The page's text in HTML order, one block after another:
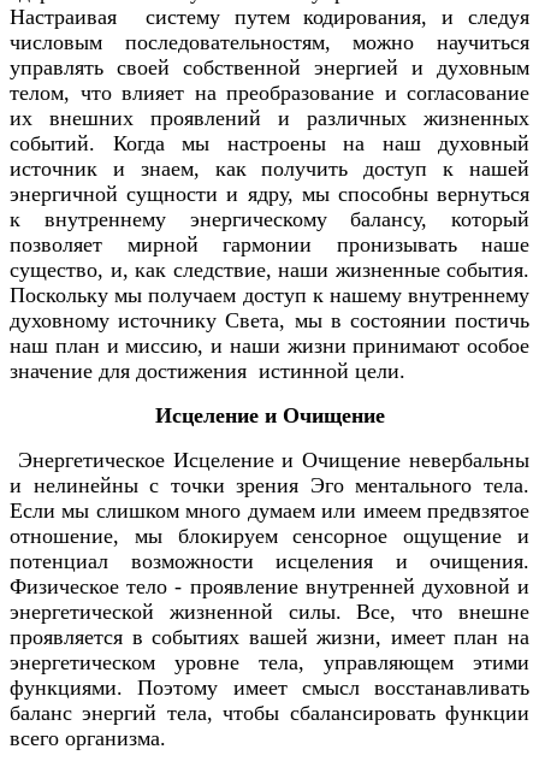
Настраивая систему путем кодирования, и следуя
числовым последовательностям, можно научиться
управлять своей собственной энергией и духовным
телом, что влияет на преобразование и согласование
их внешних проявлений и различных жизненных
событий. Когда мы настроены на наш духовный
источник и знаем, как получить доступ к нашей
энергичной сущности и ядру, мы способны вернуться
к внутреннему энергическому балансу, который
позволяет мирной гармонии пронизывать наше
существо, и, как следствие, наши жизненные события.
Поскольку мы получаем доступ к нашему внутреннему
духовному источнику Света, мы в состоянии постичь
наш план и миссию, и наши жизни принимают особое
значение для достижения истинной цели.
Исцеление и Очищение
Энергетическое Исцеление и Очищение невербальны
и нелинейны с точки зрения Эго ментального тела.
Если мы слишком много думаем или имеем предвзятое
отношение, мы блокируем сенсорное ощущение и
потенциал возможности исцеления и очищения.
Физическое тело - проявление внутренней духовной и
энергетической жизненной силы. Все, что внешне
проявляется в событиях вашей жизни, имеет план на
энергетическом уровне тела, управляющем этими
функциями. Поэтому имеет смысл восстанавливать
баланс энергий тела, чтобы сбалансировать функции
всего организма.